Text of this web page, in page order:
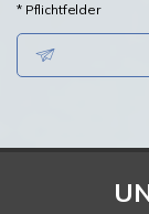
* Pflichtfelder